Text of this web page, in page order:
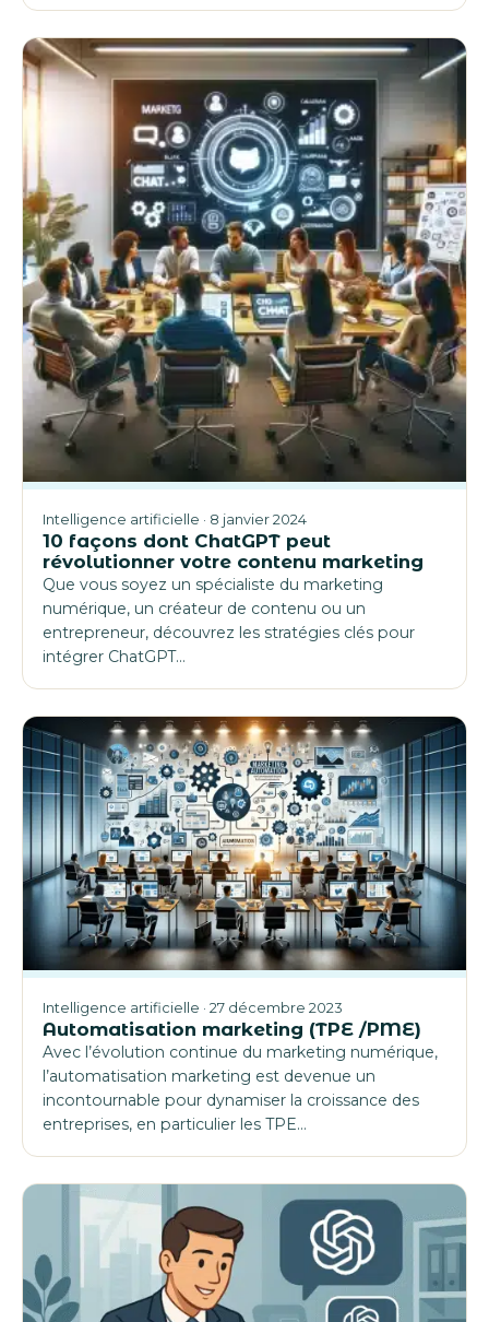
Intelligence artificielle · 8 janvier 2024
10 façons dont ChatGPT peut
révolutionner votre contenu marketing
Que vous soyez un spécialiste du marketing
numérique, un créateur de contenu ou un
entrepreneur, découvrez les stratégies clés pour
intégrer ChatGPT…
Intelligence artificielle · 27 décembre 2023
Automatisation marketing (TPE /PME)
Avec l’évolution continue du marketing numérique,
l’automatisation marketing est devenue un
incontournable pour dynamiser la croissance des
entreprises, en particulier les TPE…